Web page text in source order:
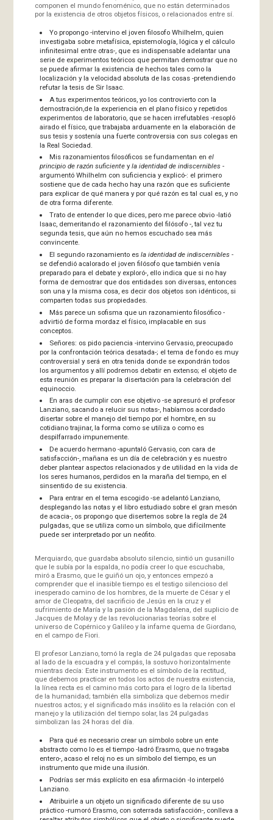
componen el mundo fenoménico, que no están determinados
por la existencia de otros objetos físicos, o relacionados entre sí.
Yo propongo -intervino el joven filosofo Whilhelm, quien
investigaba sobre metafísica, epistemología, lógica y el cálculo
infinitesimal entre otras-, que es indispensable adelantar una
serie de experimentos teóricos que permitan demostrar que no
se puede afirmar la existencia de hechos tales como la
localización y la velocidad absoluta de las cosas -pretendiendo
refutar la tesis de Sir Isaac.
A tus experimentos teóricos, yo los controvierto con la
demostración,de la experiencia en el plano físico y repetidos
experimentos de laboratorio, que se hacen irrefutables -resopló
airado el físico, que trabajaba arduamente en la elaboración de
sus tesis y sostenía una fuerte controversia con sus colegas en
la Real Sociedad.
Mis razonamientos filosóficos se fundamentan enel
principio de razón suficientey la identidad de indiscernibles-
argumentó Whilhelm con suficiencia y explicó-: el primero
sostiene que de cada hecho hay una razón que es suficiente
para explicar de qué manera y por qué razón es tal cual es, y no
de otra forma diferente.
Trato de entender lo que dices, pero me parece obvio -latió
Isaac, demeritando el razonamiento del filósofo -, tal vez tu
segunda tesis, que aún no hemos escuchado sea más
convincente.
El segundo razonamiento esla identidad de indiscernibles -
se defendió acalorado el joven filósofo que también venía
preparado para el debate y exploró-, ello indica que si no hay
forma de demostrar que dos entidades son diversas, entonces
son una y la misma cosa, es decir dos objetos son idénticos, si
comparten todas sus propiedades.
Más parece un sofisma que un razonamiento filosófico -
advirtió de forma mordaz el físico, implacable en sus
conceptos.
Señores: os pido paciencia -intervino Gervasio, preocupado
por la confrontación teórica desatada-; el tema de fondo es muy
controversial y será en otra tenida donde se expondrán todos
los argumentos y allí podremos debatir en extenso; el objeto de
esta reunión es preparar la disertación para la celebración del
equinoccio.
En aras de cumplir con ese objetivo -se apresuró el profesor
Lanziano, sacando a relucir sus notas-, habíamos acordado
disertar sobre el manejo del tiempo por el hombre, en su
cotidiano trajinar, la forma como se utiliza o como es
despilfarrado impunemente.
De acuerdo hermano -apuntaló Gervasio, con cara de
satisfacción-, mañana es un día de celebración y es nuestro
deber plantear aspectos relacionados y de utilidad en la vida de
los seres humanos, perdidos en la maraña del tiempo, en el
sinsentido de su existencia.
Para entrar en el tema escogido -se adelantó Lanziano,
desplegando las notas y el libro estudiado sobre el gran mesón
de acacia-, os propongo que disertemos sobre la regla de 24
pulgadas, que se utiliza como un símbolo, que difícilmente
puede ser interpretado por un neófito.
Merquiardo, que guardaba absoluto silencio, sintió un gusanillo
que le subía por la espalda, no podía creer lo que escuchaba,
miró a Erasmo, que le guiñó un ojo, y entonces empezó a
comprender que el inasible tiempo es el testigo silencioso del
inesperado camino de los hombres, de la muerte de César y el
amor de Cleopatra, del sacrificio de Jesús en la cruz y el
sufrimiento de María y la pasión de la Magdalena, del suplicio de
Jacques de Molay y de las revolucionarias teorías sobre el
universo de Copérnico y Galileo y la infame quema de Giordano,
en el campo de Fiori.
El profesor Lanziano, tomó la regla de 24 pulgadas que reposaba
al lado de la escuadra y el compás, la sostuvo horizontalmente
mientras decía: Este instrumento es el símbolo de la rectitud,
que debemos practicar en todos los actos de nuestra existencia,
la línea recta es el camino más corto para el logro de la libertad
de la humanidad; también ella simboliza que debemos medir
nuestros actos; y el significado más insólito es la relación con el
manejo y la utilización del tiempo solar, las 24 pulgadas
simbolizan las 24 horas del día.
Para qué es necesario crear un símbolo sobre un ente
abstracto como lo es el tiempo -ladró Erasmo, que no tragaba
entero-, acaso el reloj no es un símbolo del tiempo, es un
instrumento que mide una ilusión.
Podrías ser más explícito en esa afirmación -lo interpeló
Lanziano.
Atribuirle a un objeto un significado diferente de su uso
práctico -rumoró Erasmo, con soterrada satisfacción-, conlleva a